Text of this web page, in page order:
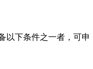
下条件之一者，可申